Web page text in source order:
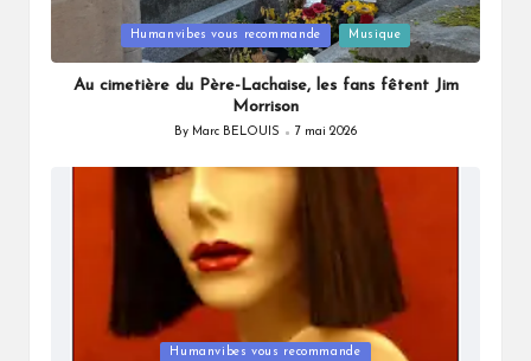
in
Humanvibes vous recommande Musique
Au cimetière du Père-Lachaise, les fans fêtent Jim
Morrison
Posted
By Marc BELOUIS 7 mai 2026
Humanvibes vous recommande